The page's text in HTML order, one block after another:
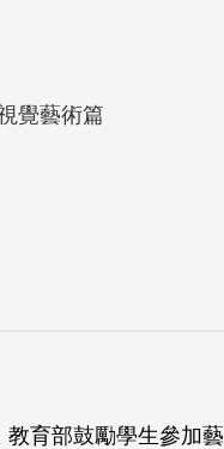
覺藝術篇
教育部鼓勵學生參加